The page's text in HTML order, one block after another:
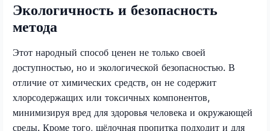
Экологичность и безопасность
метода
Этот народный способ ценен не только своей
доступностью, но и экологической безопасностью. В
отличие от химических средств, он не содержит
хлорсодержащих или токсичных компонентов,
минимизируя вред для здоровья человека и окружающей
среды. Кроме того, щёлочная пропитка подходит и для